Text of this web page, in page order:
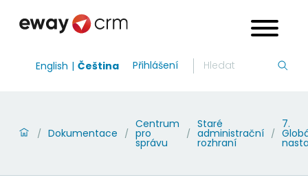
English Čeština Přihlášení
/ Dokumentace /
Centrum
pro
správu
/
Staré
administrační
rozhraní
/
7.